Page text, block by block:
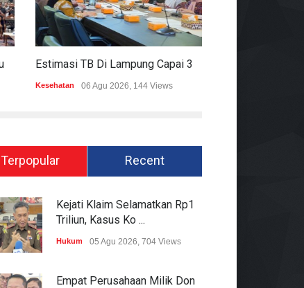
Estimasi TB Di Lampung Capai 30.745 Kasus, Pemprov Genjot Percepatan Penanganan
Kesehatan 06 Agu 2026, 144 Views
Terpopular Recent
Kejati Klaim Selamatkan Rp1
Triliun, Kasus Ko ...
Hukum 05 Agu 2026, 704 Views
Empat Perusahaan Milik Don